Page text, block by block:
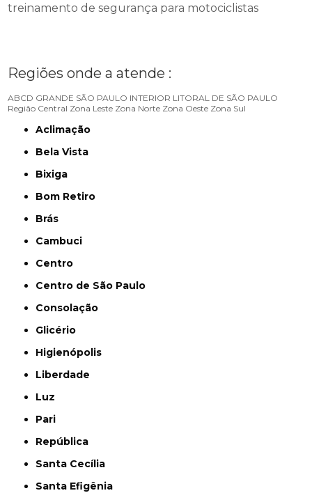
treinamento de segurança para motociclistas
Regiões onde a atende :
ABCD GRANDE SÃO PAULO INTERIOR LITORAL DE SÃO PAULO
Região Central Zona Leste Zona Norte Zona Oeste Zona Sul
Aclimação
Bela Vista
Bixiga
Bom Retiro
Brás
Cambuci
Centro
Centro de São Paulo
Consolação
Glicério
Higienópolis
Liberdade
Luz
Pari
República
Santa Cecília
Santa Efigênia